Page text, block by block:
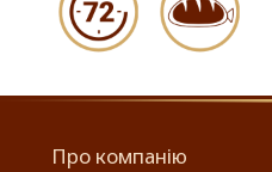
Про компанію